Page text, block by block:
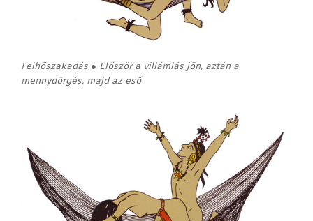
Felhőszakadás ● Először a villámlás jön, aztán a
mennydörgés, majd az eső